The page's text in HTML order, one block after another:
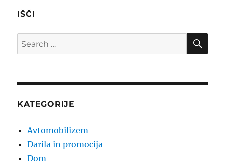
IŠČI
Search
for:
KATEGORIJE
Avtomobilizem
Darila in promocija
Dom